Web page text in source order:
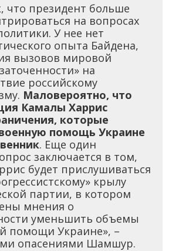
что президент больше
на вопросах
У нее нет
опыта Байдена,
вызовов мировой
на
российскому
Маловероятно, что
Камалы Харрис
которые
помощь Украине
. Еще один
заключается в том,
будет прислушиваться
крылу
партии, в котором
мнения о
уменьшить объемы
помощи Украине», –
опасениями Шамшур.